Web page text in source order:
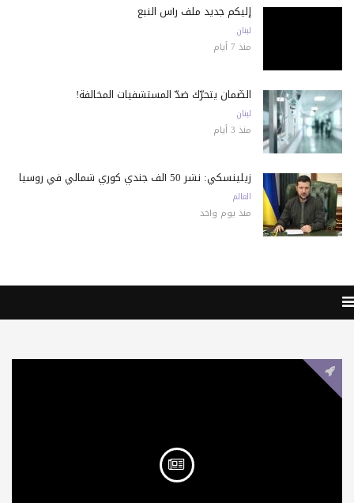
إليكم جديد ملف رأس النبع
لبنان
منذ 7 أيام
الضّمان يتحرّك ضدّ المستشفيات المخالفة!
لبنان
منذ 3 أيام
زيلينسكي: نشر 50 ألف جندي كوري شمالي في روسيا
العالم
منذ يوم واحد